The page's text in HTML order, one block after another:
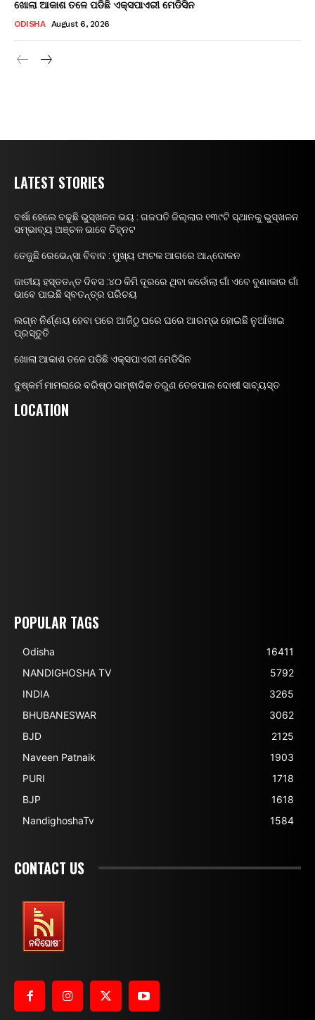
ଖୋଲା ଆକାଶ ତଳେ ପଡିଛି ଏକ୍ସପାଏରୀ ମେଡିସିନ
ODISHA August 6, 2026
LATEST STORIES
ବର୍ଷା ହେଲେ ବଢୁଛି ଭୁସ୍ଖଳନ ଭୟ : ଗଜପତି ଜିଲ୍ଲାର ୧୩୯ଟି ସ୍ଥାନକୁ ଭୁସ୍ଖଳନ
ସମ୍ଭାବ୍ୟ ଅଞ୍ଚଳ ଭାବେ ଚିହ୍ନଟ
ତେଜୁଛି ରେଭେନ୍ସା ବିବାଦ : ମୁଖ୍ୟ ଫାଟକ ଆଗରେ ଆନ୍ଦୋଳନ
ଜାତୀୟ ହସ୍ତତନ୍ତ ଦିବସ :୪୦ କିମି ଦୂରରେ ଥିବା କର୍ଡୋଲା ଗାଁ ଏବେ ବୁଣାକାର ଗାଁ
ଭାବେ ପାଇଛି ସ୍ବତନ୍ତ୍ର ପରିଚୟ
ଲଗ୍ନ ନିର୍ଣ୍ଣୟ ହେବା ପରେ ଆଜିଠୁ ଘରେ ଘରେ ଆରମ୍ଭ ହୋଇଛି ନୁଆଁଖାଇ
ପ୍ରସ୍ତୁତି
ଖୋଲା ଆକାଶ ତଳେ ପଡିଛି ଏକ୍ସପାଏରୀ ମେଡିସିନ
ଦୁଷ୍କର୍ମ ମାମଲାରେ ବରିଷ୍ଠ ସାମ୍ଵାଦିକ ତରୁଣ ତେଜପାଲ ଦୋଷୀ ସାବ୍ୟସ୍ତ
LOCATION
POPULAR TAGS
Odisha
16411
NANDIGHOSHA TV
5792
INDIA
3265
BHUBANESWAR
3062
BJD
2125
Naveen Patnaik
1903
PURI
1718
BJP
1618
NandighoshaTv
1584
CONTACT US